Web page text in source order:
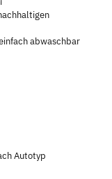
abwaschbar
Autotyp